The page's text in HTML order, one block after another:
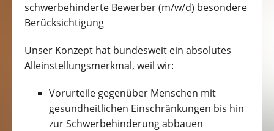
schwerbehinderte Bewerber (m/w/d) besondere
Berücksichtigung
Unser Konzept hat bundesweit ein absolutes
Alleinstellungsmerkmal, weil wir:
Vorurteile gegenüber Menschen mit
gesundheitlichen Einschränkungen bis hin
zur Schwerbehinderung abbauen